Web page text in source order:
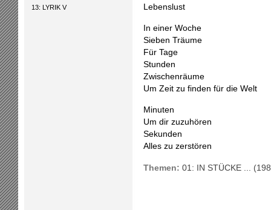
13: LYRIK V
Lebenslust
In einer Woche
Sieben Träume
Für Tage
Stunden
Zwischenräume
Um Zeit zu finden für die Welt
Minuten
Um dir zuzuhören
Sekunden
Alles zu zerstören
Themen: 01: IN STÜCKE ...